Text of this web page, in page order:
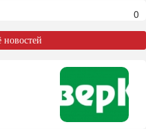
0
новостей